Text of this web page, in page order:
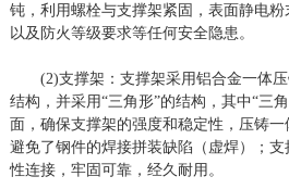
钝，利用螺栓与支撑架紧固，表面静电
以及防火等级要求等任何安全隐患。
(2)支撑架：支撑架采用铝合金一体
结构，并采用“三角形”的结构，其中“三
面，确保支撑架的强度和稳定性，压铸
避免了钢件的焊接拼装缺陷（虚焊）；
性连接，牢固可靠，经久耐用。